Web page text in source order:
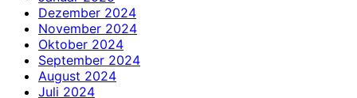
Dezember 2024
November 2024
Oktober 2024
September 2024
August 2024
Juli 2024